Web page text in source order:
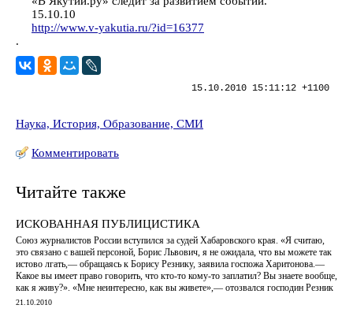
15.10.10
http://www.v-yakutia.ru/?id=16377
.
15.10.2010 15:11:12 +1100
Наука, История, Образование, СМИ
Комментировать
Читайте также
ИСКОВАННАЯ ПУБЛИЦИСТИКА
Союз журналистов России вступился за судей Хабаровского края. «Я считаю,
это связано с вашей персоной, Борис Львович, я не ожидала, что вы можете так
истово лгать,— обращаясь к Борису Резнику, заявила госпожа Харитонова.—
Какое вы имеет право говорить, что кто-то кому-то заплатил? Вы знаете вообще,
как я живу?». «Мне неинтересно, как вы живете»,— отозвался господин Резник
21.10.2010